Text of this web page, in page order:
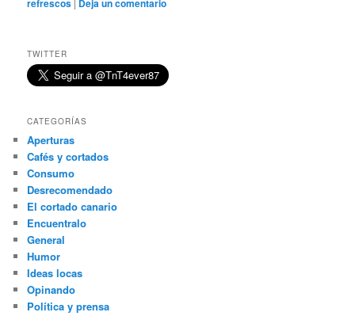
refrescos | Deja un comentario
TWITTER
CATEGORÍAS
Aperturas
Cafés y cortados
Consumo
Desrecomendado
El cortado canario
Encuentralo
General
Humor
Ideas locas
Opinando
Política y prensa